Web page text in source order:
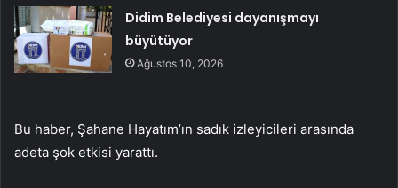
Didim Belediyesi dayanışmayı
büyütüyor
Ağustos 10, 2026
Bu haber, Şahane Hayatım’ın sadık izleyicileri arasında
adeta şok etkisi yarattı.